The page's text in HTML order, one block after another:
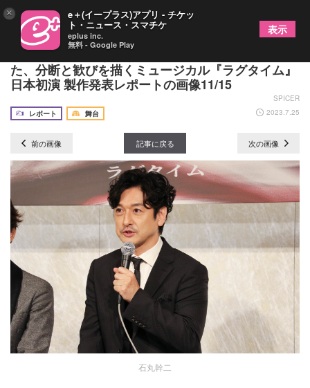
蜷川イズムを受け継ぐ演出家 藤田俊太郎が3回震え
た、分断と歓びを描くミュージカル『ラグタイム』
日本初演 製作発表レポートの画像11/15
SPICER
レポート
舞台 2023.7.25
前の画像 記事に戻る 次の画像
石丸幹二
× e＋(イープラス)アプリ - チケッ
ト・ニュース・スマチケ
eplus inc.
無料 - Google Play
表示